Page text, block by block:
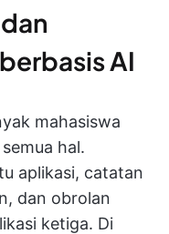
AI
mahasiswa
hal.
aplikasi, catatan
dan obrolan
ketiga. Di